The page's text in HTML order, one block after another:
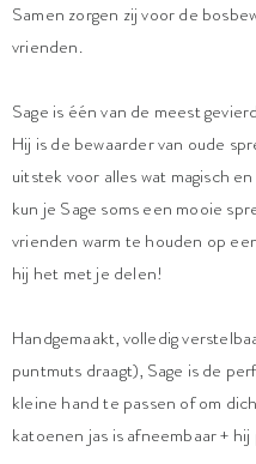
Samen zorgen zij voor de
vrienden.
Sage is één van de meest
Hij is de bewaarder van oude
uitstek voor alles wat magisch
kun je Sage soms een mooie
vrienden warm te houden op
hij het met je delen!
Handgemaakt, volledig
puntmuts draagt), Sage is de
kleine hand te passen of om
katoenen jas is afneembaar +